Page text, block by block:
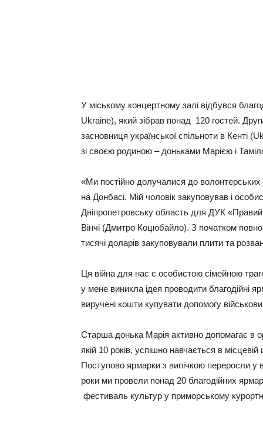
У міському концертному залі відбувся
Ukraine), який зібрав понад 120 гостей.
засновниця української спільноти в Кенті
зі своєю родиною – доньками Марією і
«Ми постійно долучалися до волонтерських
на Донбасі. Мій чоловік закуповував і
Дніпропетровську область для ДУК
Вінчі (Дмитро Коцюбайло). З початком
тисячі доларів закуповували плити та
Ця війна для нас є особистою сімейною
у мене виникла ідея проводити благодійні
виручені кошти купувати допомогу
Старша донька Марія активно допомагає в
якій 10 років, успішно навчається в
Поступово ярмарки з випічкою переросли у
роки ми провели понад 20 благодійних
фестиваль культур у приморському